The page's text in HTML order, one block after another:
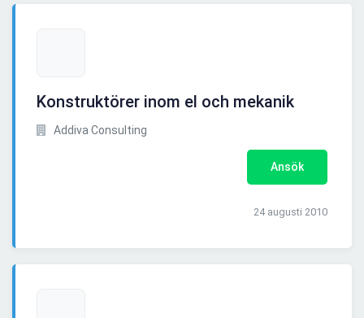
Konstruktörer inom el och mekanik
Addiva Consulting
Ansök
24 augusti 2010